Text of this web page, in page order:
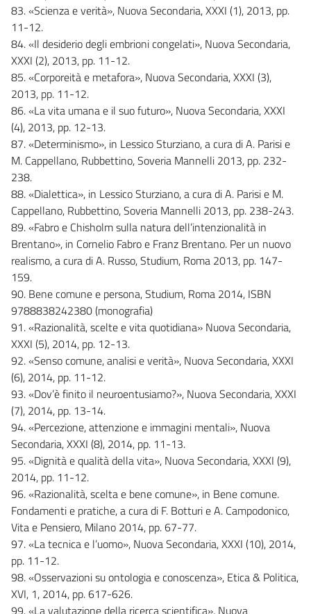
83. «Scienza e verità», Nuova Secondaria, XXXI (1), 2013, pp.
11-12.
84. «Il desiderio degli embrioni congelati», Nuova Secondaria,
XXXI (2), 2013, pp. 11-12.
85. «Corporeità e metafora», Nuova Secondaria, XXXI (3),
2013, pp. 11-12.
86. «La vita umana e il suo futuro», Nuova Secondaria, XXXI
(4), 2013, pp. 12-13.
87. «Determinismo», in Lessico Sturziano, a cura di A. Parisi e
M. Cappellano, Rubbettino, Soveria Mannelli 2013, pp. 232-
238.
88. «Dialettica», in Lessico Sturziano, a cura di A. Parisi e M.
Cappellano, Rubbettino, Soveria Mannelli 2013, pp. 238-243.
89. «Fabro e Chisholm sulla natura dell’intenzionalità in
Brentano», in Cornelio Fabro e Franz Brentano. Per un nuovo
realismo, a cura di A. Russo, Studium, Roma 2013, pp. 147-
159.
90. Bene comune e persona, Studium, Roma 2014, ISBN
9788838242380 (monografia)
91. «Razionalità, scelte e vita quotidiana» Nuova Secondaria,
XXXI (5), 2014, pp. 12-13.
92. «Senso comune, analisi e verità», Nuova Secondaria, XXXI
(6), 2014, pp. 11-12.
93. «Dov’è finito il neuroentusiamo?», Nuova Secondaria, XXXI
(7), 2014, pp. 13-14.
94. «Percezione, attenzione e immagini mentali», Nuova
Secondaria, XXXI (8), 2014, pp. 11-13.
95. «Dignità e qualità della vita», Nuova Secondaria, XXXI (9),
2014, pp. 11-12.
96. «Razionalità, scelta e bene comune», in Bene comune.
Fondamenti e pratiche, a cura di F. Botturi e A. Campodonico,
Vita e Pensiero, Milano 2014, pp. 67-77.
97. «La tecnica e l’uomo», Nuova Secondaria, XXXI (10), 2014,
pp. 11-12.
98. «Osservazioni su ontologia e conoscenza», Etica & Politica,
XVI, 1, 2014, pp. 617-626.
99. «La valutazione della ricerca scientifica», Nuova